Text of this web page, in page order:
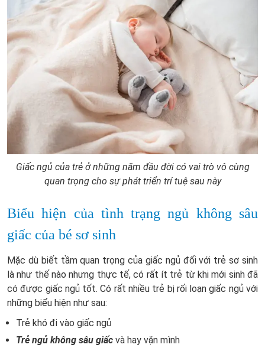
Giấc ngủ của trẻ ở những năm đầu đời có vai trò vô cùng
quan trọng cho sự phát triển trí tuệ sau này
Biểu hiện của tình trạng ngủ không sâu
giấc của bé sơ sinh
Mặc dù biết tầm quan trọng của giấc ngủ đối với trẻ sơ sinh
là như thế nào nhưng thực tế, có rất ít trẻ từ khi mới sinh đã
có được giấc ngủ tốt. Có rất nhiều trẻ bị rối loạn giấc ngủ với
những biểu hiện như sau:
Trẻ khó đi vào giấc ngủ
Trẻ ngủ không sâu giấc và hay vặn mình